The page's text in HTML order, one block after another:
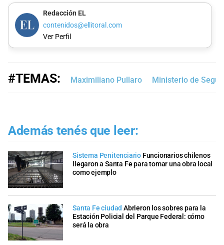
Redacción EL
contenidos@ellitoral.com
Ver Perfil
#TEMAS: Maximiliano Pullaro Ministerio de
Además tenés que leer:
Sistema Penitenciario Funcionarios chilenos
llegaron a Santa Fe para tomar una obra local
como ejemplo
Santa Fe ciudad Abrieron los sobres para la
Estación Policial del Parque Federal: cómo
será la obra